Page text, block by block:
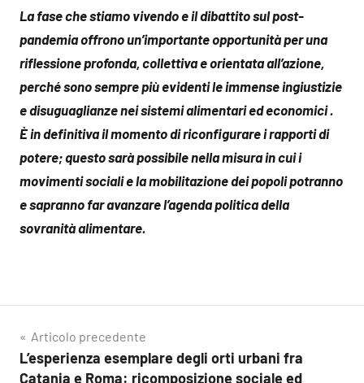
La fase che stiamo vivendo e il dibattito sul post-
pandemia offrono un’importante opportunità per una
riflessione profonda, collettiva e orientata all’azione,
perché sono sempre più evidenti le immense ingiustizie
e disuguaglianze nei sistemi alimentari ed economici .
È in definitiva il momento di riconfigurare i rapporti di
potere; questo sarà possibile nella misura in cui i
movimenti sociali e la mobilitazione dei popoli potranno
e sapranno far avanzare l’agenda politica della
sovranità alimentare.
Navigazione
articoli
Articolo precedente
L’esperienza esemplare degli orti urbani fra
Catania e Roma: ricomposizione sociale ed